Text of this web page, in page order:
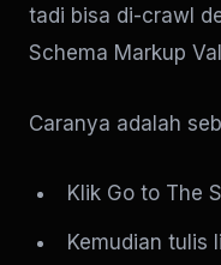
tadi bisa di-crawl
Schema Markup
Caranya adalah
Klik Go to The
Kemudian tulis